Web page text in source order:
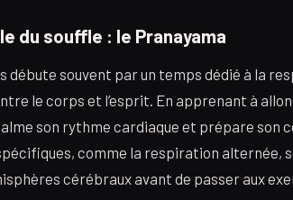
du souffle : le Pranayama
débute souvent par un temps dédié à la
le corps et l’esprit. En apprenant à
son rythme cardiaque et prépare son
comme la respiration alternée,
cérébraux avant de passer aux